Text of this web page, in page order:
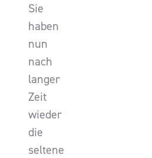
Sie
haben
nun
nach
langer
Zeit
wieder
die
seltene